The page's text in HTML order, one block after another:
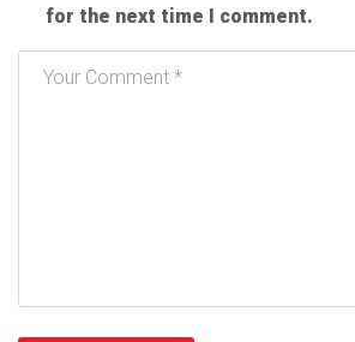
for the next time I comment.